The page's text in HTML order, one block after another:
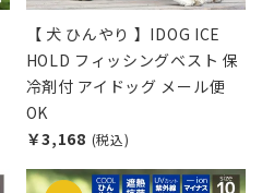
【 犬 ひんやり 】IDOG ICE
HOLD フィッシングベスト 保
冷剤付 アイドッグ メール便
OK
￥3,168 (税込)